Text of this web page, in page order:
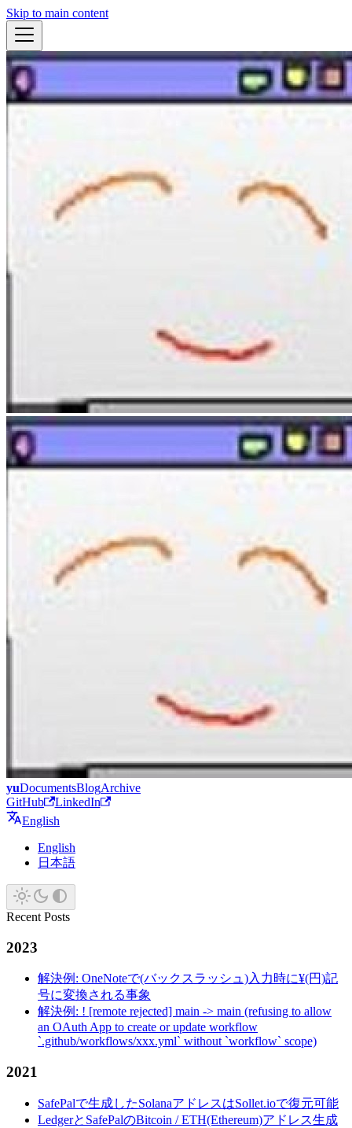
Skip to main content
yuDocumentsBlogArchive
GitHub
LinkedIn
English
English
日本語
Recent Posts
2023
解決例: OneNoteで(バックスラッシュ)入力時に¥(円)記
号に変換される事象
解決例: ! [remote rejected] main -> main (refusing to allow
an OAuth App to create or update workflow
`.github/workflows/xxx.yml` without `workflow` scope)
2021
SafePalで生成したSolanaアドレスはSollet.ioで復元可能
LedgerとSafePalのBitcoin / ETH(Ethereum)アドレス生成